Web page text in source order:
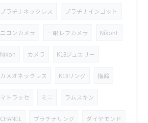
プラチナネックレス プラチナインゴット
ニコンカメラ 一眼レフカメラ NikonF
Nikon カメラ K18ジュエリー
カメオネックレス K18リング 指輪
マトラッセ ミニ ラムスキン
CHANEL プラチナリング ダイヤモンド